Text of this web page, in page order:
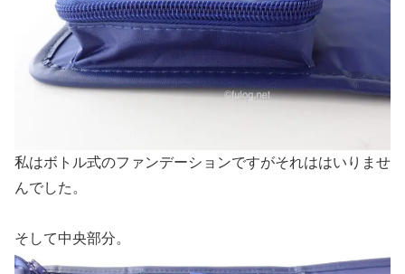
私はボトル式のファンデーションですがそれははいりませ
んでした。
そして中央部分。